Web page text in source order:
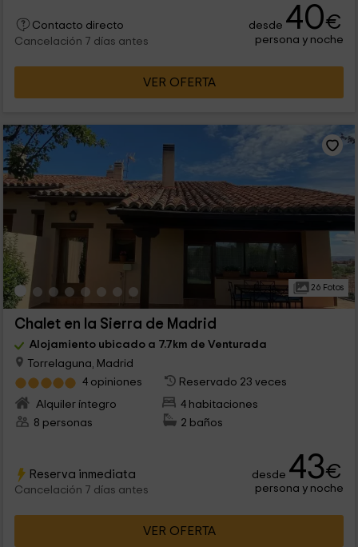
Contacto directo
Cancelación 7 días antes
desde 40€
persona y noche
VER OFERTA
26 Fotos
Chalet en la Sierra de Madrid
Alojamiento ubicado a 7.7km de Venturada
Torrelaguna, Madrid
4 opiniones
Reservado 23 veces
Alquiler íntegro
4 habitaciones
8 personas
2 baños
Reserva inmediata
Cancelación 7 días antes
desde 43€
persona y noche
VER OFERTA